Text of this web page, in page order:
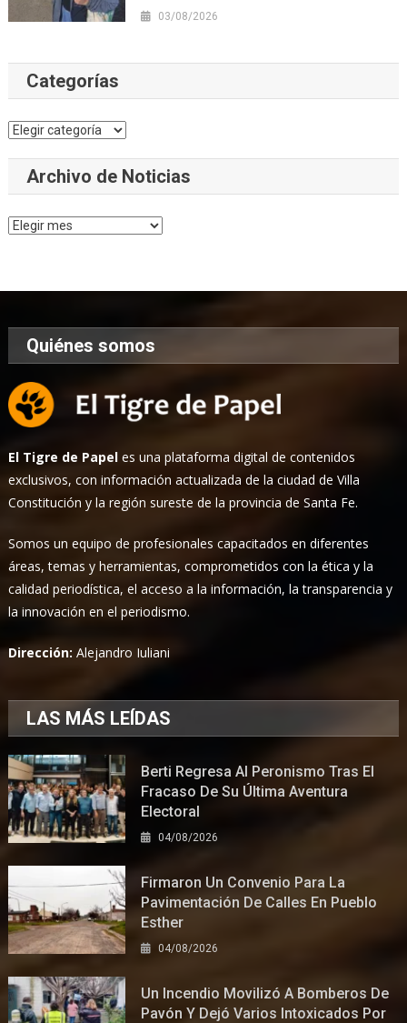
03/08/2026
Categorías
Categorías
Archivo de Noticias
Archivo
Quiénes somos
El Tigre de Papel es una plataforma digital de contenidos
exclusivos, con información actualizada de la ciudad de Villa
Constitución y la región sureste de la provincia de Santa Fe.
Somos un equipo de profesionales capacitados en diferentes
áreas, temas y herramientas, comprometidos con la ética y la
calidad periodística, el acceso a la información, la transparencia y
la innovación en el periodismo.
Dirección:Alejandro Iuliani
LAS MÁS LEÍDAS
Berti Regresa Al Peronismo Tras El
Fracaso De Su Última Aventura
Electoral
04/08/2026
Firmaron Un Convenio Para La
Pavimentación De Calles En Pueblo
Esther
04/08/2026
Un Incendio Movilizó A Bomberos De
Pavón Y Dejó Varios Intoxicados Por